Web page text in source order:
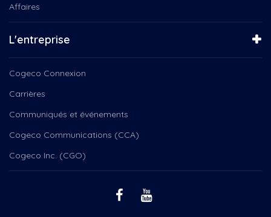
Affaires
L'entreprise
Cogeco Connexion
Carrières
Communiqués et événements
Cogeco Communications (CCA)
Cogeco Inc. (CGO)